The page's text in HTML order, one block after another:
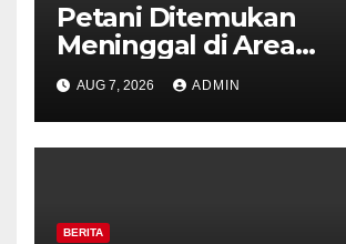
Petani Ditemukan
Meninggal di Area
Persawahan Kalibeji,
Pastikan Tidak Ada
Kekerasan
AUG 7, 2026 ADMIN
BERITA